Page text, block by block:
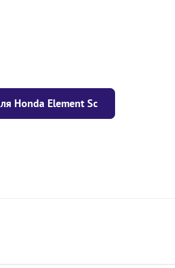
Honda Element Sc